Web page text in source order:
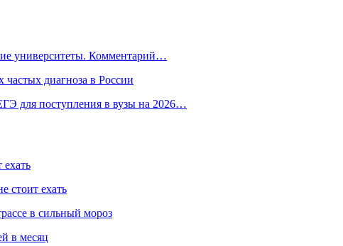
университеты. Комментарий…
диагноза в России
для поступления в вузы на 2026…
ехать
стоит ехать
в сильный мороз
в месяц